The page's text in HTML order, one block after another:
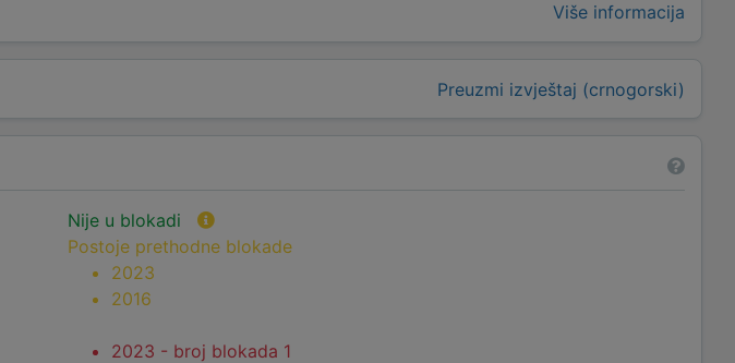
Preuzmi izvještaj (crnogorski)
Više informacija
Nije u blokadi
Postoje prethodne blokade
2023
2016
2023 - broj blokada 1